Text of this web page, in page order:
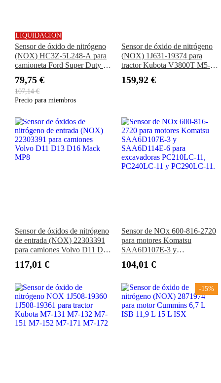
LIQUIDACIÓN
Sensor de óxido de nitrógeno
(NOX) HC3Z-5L248-A para
camioneta Ford Super Duty F-
2017-2022
79,75 €
107,14 €
Precio para miembros
Sensor de óxido de nitrógeno
(NOX) 1J631-19374 para
tractor Kubota V3800T M5-
112 M6-111 M6S-111
159,92 €
Sensor de óxidos de nitrógeno
de entrada (NOX) 22303391
para camiones Volvo D11 D13
117,01 €
Sensor de NOx 600-816-2720
para motores Komatsu
SAA6D107E-3 y
excavadoras PC210LC-11,
104,01 €
-15%